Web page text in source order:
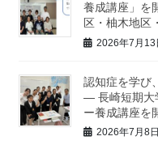
養成講座」を
区・柚木地区
2026年7月13
認知症を学び
― 長崎短期大
ー養成講座を
2026年7月8日